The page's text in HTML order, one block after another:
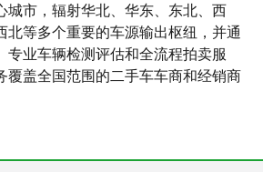
城市，辐射华北、华东、东北、西
北等多个重要的车源输出枢纽，并通
专业车辆检测评估和全流程拍卖服
覆盖全国范围的二手车车商和经销商